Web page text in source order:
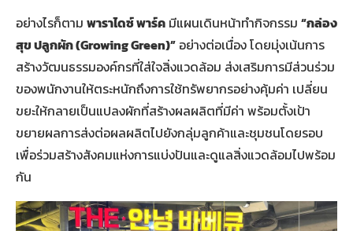
อย่างไรก็ตาม พาราไดซ์ พาร์ค มีแผนเดินหน้าทำกิจกรรม “กล่อง
สุข ปลูกผัก (Growing Green)” อย่างต่อเนื่อง โดยมุ่งเน้นการ
สร้างวัฒนธรรมองค์กรที่ใส่ใจสิ่งแวดล้อม ส่งเสริมการมีส่วนร่วม
ของพนักงานให้ตระหนักถึงการใช้ทรัพยากรอย่างคุ้มค่า เปลี่ยน
ขยะให้กลายเป็นแปลงผักที่สร้างผลผลิตที่มีค่า พร้อมตั้งเป้า
ขยายผลการส่งต่อผลผลิตไปยังกลุ่มลูกค้าและชุมชนโดยรอบ
เพื่อร่วมสร้างสังคมแห่งการแบ่งปันและดูแลสิ่งแวดล้อมไปพร้อม
กัน